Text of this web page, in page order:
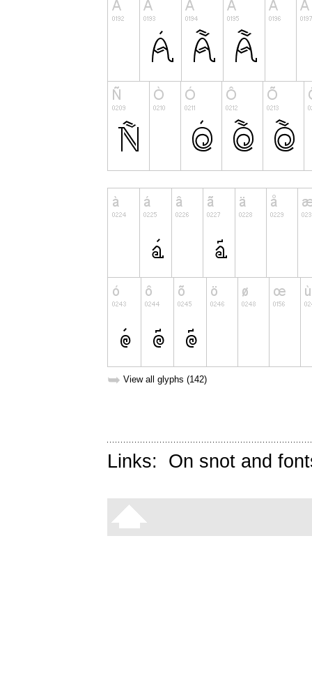
➥ View all glyphs (142)
Links: On snot and